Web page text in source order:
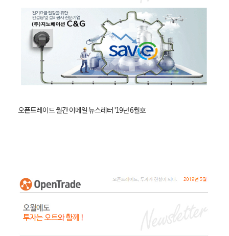
오픈트레이드 월간 이메일 뉴스레터 '19년 6월호